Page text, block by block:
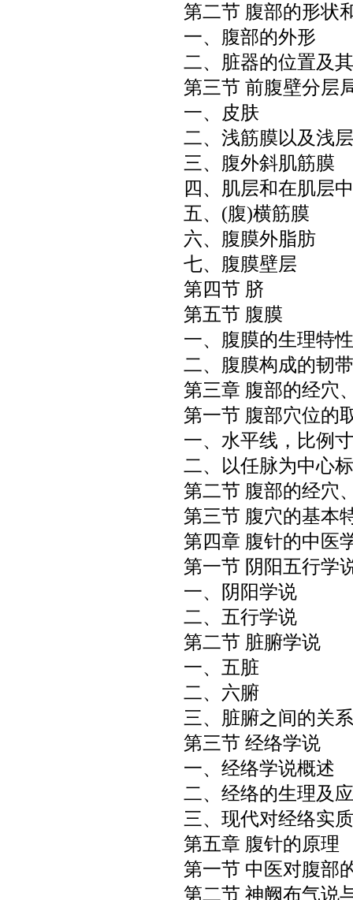
第二节 腹部的形状
一、腹部的外形
二、脏器的位置及
第三节 前腹壁分层
一、皮肤
二、浅筋膜以及浅
三、腹外斜肌筋膜
四、肌层和在肌层
五、 (腹)横筋膜
六、腹膜外脂肪
七、腹膜壁层
第四节 脐
第五节 腹膜
一、腹膜的生理特
二、腹膜构成的韧
第三章 腹部的经穴
第一节 腹部穴位的
一、水平线，比例寸
二、以任脉为中心
第二节 腹部的经穴
第三节 腹穴的基本
第四章 腹针的中医
第一节 阴阳五行学
一、阴阳学说
二、五行学说
第二节 脏腑学说
一、五脏
二、六腑
三、脏腑之间的关系
第三节 经络学说
一、经络学说概述
二、经络的生理及
三、现代对经络实
第五章 腹针的原理
第一节 中医对腹部
第二节 神阙布气说